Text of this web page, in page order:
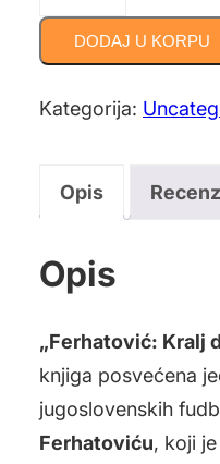
Driblinga
količinaDODAJ U KORPU
Kategorija:
Opis
Opis
„Ferhatović: Kralj
knjiga posvećena
jugoslovenskih
Ferhatoviću, koji